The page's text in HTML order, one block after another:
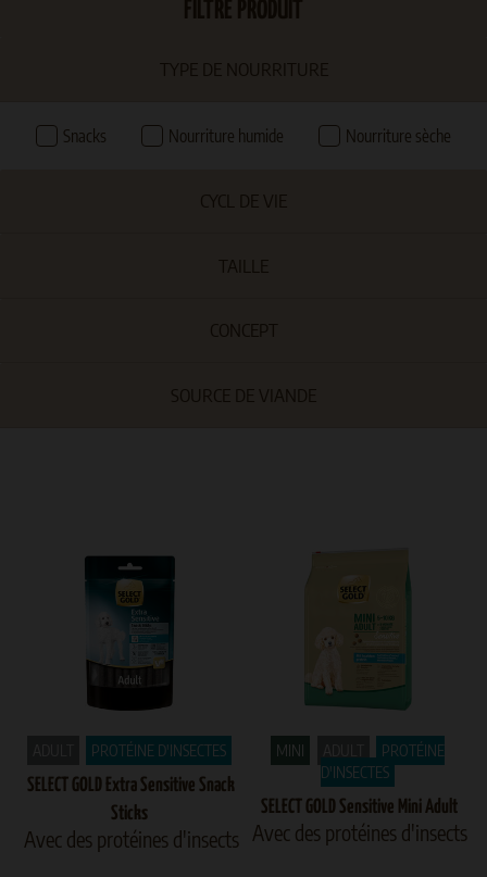
FILTRE PRODUIT
TYPE DE NOURRITURE
Snacks Nourriture humide Nourriture sèche
CYCL DE VIE
TAILLE
CONCEPT
SOURCE DE VIANDE
PROTÉINE D'INSECTES
SELECT GOLD Extra Sensitive Snack
Sticks
Avec des protéines d'insects
MINI
PROTÉINE
D'INSECTES
SELECT GOLD Sensitive Mini Adult
Avec des protéines d'insects